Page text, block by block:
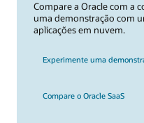
Compare a Oracle com a
uma demonstração com
aplicações em nuvem.
Experimente uma
Compare o Oracle SaaS